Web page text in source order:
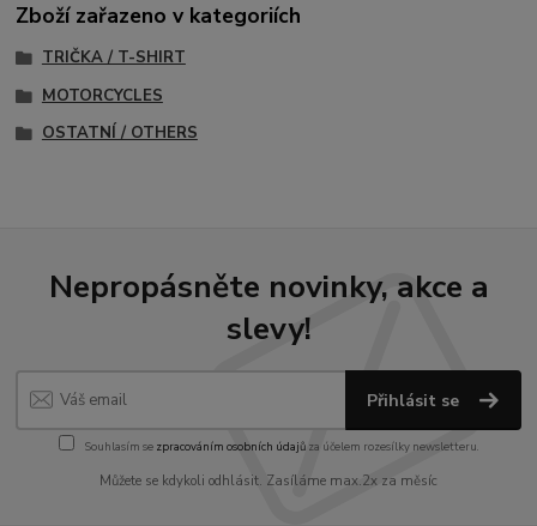
Zboží zařazeno v kategoriích
TRIČKA / T-SHIRT
MOTORCYCLES
OSTATNÍ / OTHERS
Nepropásněte novinky, akce a
slevy!
Přihlásit se
Souhlasím se zpracováním osobních údajůza účelem rozesílky newsletteru.
Můžete se kdykoli odhlásit. Zasíláme max.2x za měsíc